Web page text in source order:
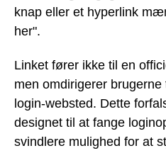
knap eller et hyperlink
her".
Linket fører ikke til en
men omdirigerer
login-websted. Dette
designet til at fange
svindlere mulighed for at